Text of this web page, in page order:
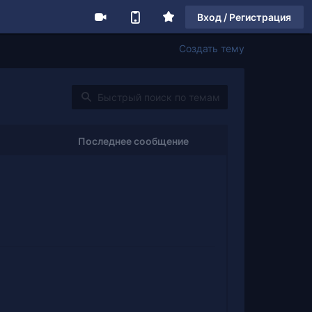
Вход / Регистрация
Создать тему
Последнее сообщение